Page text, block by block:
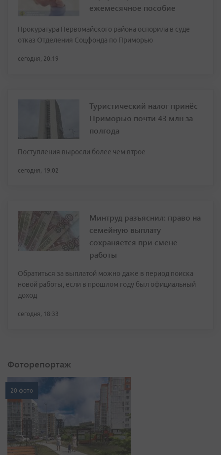
ежемесячное пособие
Прокуратура Первомайского района оспорила в суде
отказ Отделения Соцфонда по Приморью
сегодня, 20:19
Туристический налог принёс
Приморью почти 43 млн за
полгода
Поступления выросли более чем втрое
сегодня, 19:02
Минтруд разъяснил: право на
семейную выплату
сохраняется при смене
работы
Обратиться за выплатой можно даже в период поиска
новой работы, если в прошлом году был официальный
доход
сегодня, 18:33
Фоторепортаж
20 фото